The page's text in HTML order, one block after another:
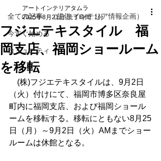
全ての記事 （提供 インテリア情報企画）
今すぐ始める
コミュニティ
フジエテキスタイル 福
岡支店、福岡ショールーム
を移転
アートインテリアタムラ
2025年8月21日 読了時間: 1分
(株)フジエテキスタイルは、9月2日
（火）付けにて、福岡市博多区奈良屋
町内に福岡支店、および福岡ショール
ームを移転する。移転にともない8月25
日（月）～9月2日（火）AMまでショー
ルームは休館となる。